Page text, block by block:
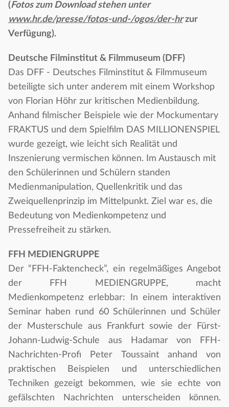
(Fotos zum Download stehen unter
www.hr.de/presse/fotos-und-/ogos/der-hrzur
Verfügung).
Deutsche Filminstitut & Filmmuseum (DFF)
Das DFF - Deutsches Filminstitut & Filmmuseum
beteiligte sich unter anderem mit einem Workshop
von Florian Höhr zur kritischen Medienbildung.
Anhand filmischer Beispiele wie der Mockumentary
FRAKTUS und dem Spielfilm DAS MILLIONENSPIEL
wurde gezeigt, wie leicht sich Realität und
Inszenierung vermischen können. Im Austausch mit
den Schülerinnen und Schülern standen
Medienmanipulation, Quellenkritik und das
Zweiquellenprinzip im Mittelpunkt. Ziel war es, die
Bedeutung von Medienkompetenz und
Pressefreiheit zu stärken.
FFH MEDIENGRUPPE
Der “FFH-Faktencheck”, ein regelmäßiges Angebot
der FFH MEDIENGRUPPE, macht
Medienkompetenz erlebbar: In einem interaktiven
Seminar haben rund 60 Schülerinnen und Schüler
der Musterschule aus Frankfurt sowie der Fürst-
Johann-Ludwig-Schule aus Hadamar von FFH-
Nachrichten-Profi Peter Toussaint anhand von
praktischen Beispielen und unterschiedlichen
Techniken gezeigt bekommen, wie sie echte von
gefälschten Nachrichten unterscheiden können.